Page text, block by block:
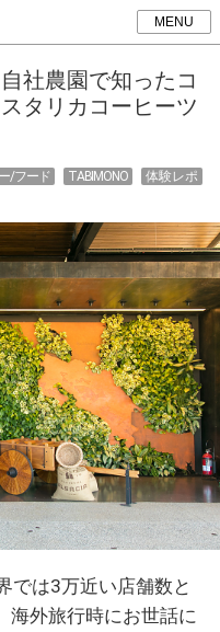
MENU
社農園で知ったコ
タリカコーヒーツ
体験レポ
TABIMONO
/フード
では3万近い店舗数と
海外旅行時にお世話に